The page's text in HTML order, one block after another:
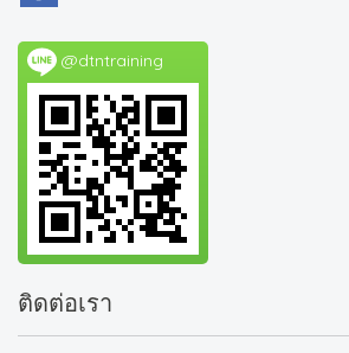
@dtntraining
ติดต่อเรา